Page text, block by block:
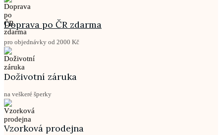
Doprava po ČR zdarma
pro objednávky od 2000 Kč
Doživotní záruka
na veškeré šperky
Vzorková prodejna